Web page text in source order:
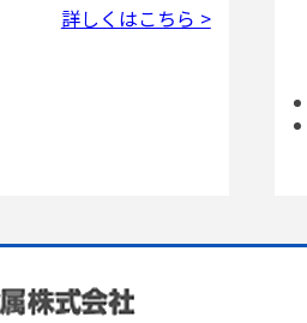
詳しくはこちら >